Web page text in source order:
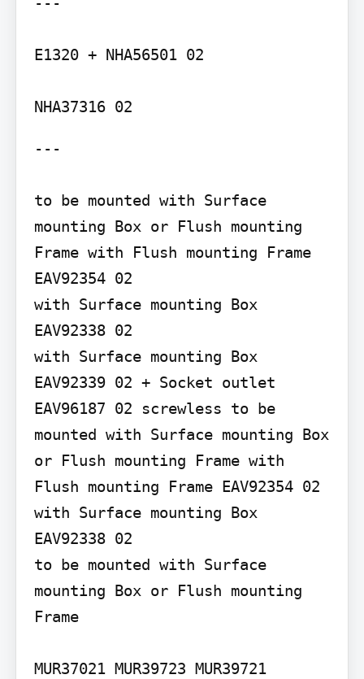
E1320 + NHA56501 02
---
to be mounted with Surface
mounting Box or Flush mounting
Frame with Flush mounting Frame
EAV92354 02
with Surface mounting Box
EAV92338 02
with Surface mounting Box
EAV92339 02 + Socket outlet
EAV96187 02 screwless to be
mounted with Surface mounting Box
or Flush mounting Frame with
Flush mounting Frame EAV92354 02
with Surface mounting Box
EAV92338 02
to be mounted with Surface
mounting Box or Flush mounting
Frame
MUR37021 MUR39723 MUR39721